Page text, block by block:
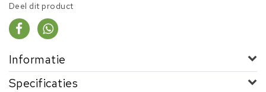
Deel dit product
Informatie
Specificaties